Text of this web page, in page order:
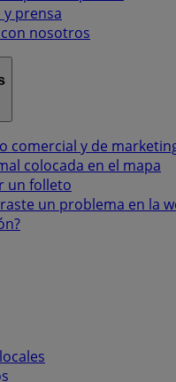
prensa
nosotros
comercial y de
colocada en el mapa
un folleto
un problema en la